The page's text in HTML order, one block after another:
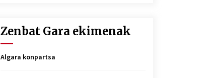
Zenbat Gara ekimenak
Algara konpartsa